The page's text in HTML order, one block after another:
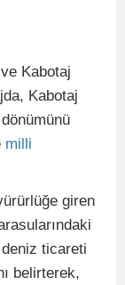
Kabotaj
Kabotaj
dönümünü
milli
giren
deniz ticareti
belirterek,